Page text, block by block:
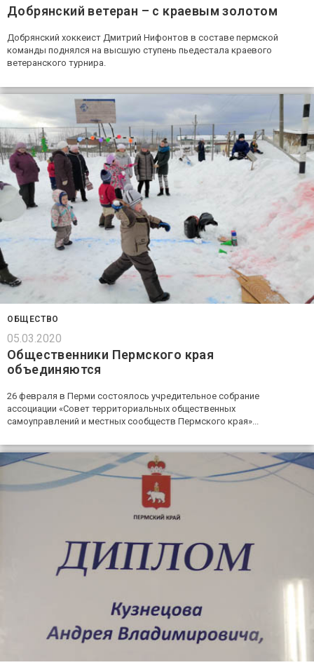
Добрянский ветеран – с краевым золотом
Добрянский хоккеист Дмитрий Нифонтов в составе пермской
команды поднялся на высшую ступень пьедестала краевого
ветеранского турнира.
ОБЩЕСТВО
05.03.2020
Общественники Пермского края
объединяются
26 февраля в Перми состоялось учредительное собрание
ассоциации «Совет территориальных общественных
самоуправлений и местных сообществ Пермского края»...